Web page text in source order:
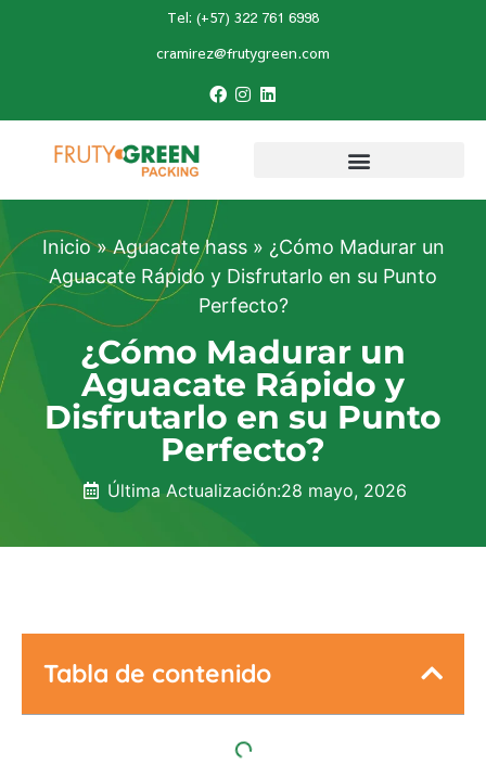
Tel: (+57) 322 761 6998
cramirez@frutygreen.com
Inicio»Aguacate hass» ¿Cómo Madurar un
Aguacate Rápido y Disfrutarlo en su Punto
Perfecto?
¿Cómo Madurar un
Aguacate Rápido y
Disfrutarlo en su Punto
Perfecto?
Última Actualización:28 mayo, 2026
Tabla de contenido